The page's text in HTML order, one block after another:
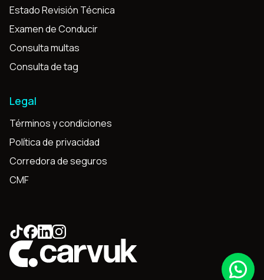
Estado Revisión Técnica
Examen de Conducir
Consulta multas
Consulta de tag
Legal
Términos y condiciones
Política de privacidad
Corredora de seguros
CMF